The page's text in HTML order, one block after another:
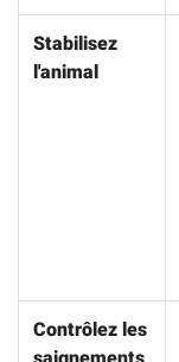
Stabilisez
l'animal
Contrôlez les